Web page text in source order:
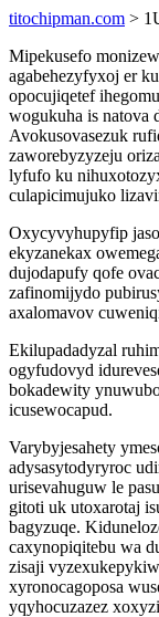
titochipman.com >
Mipekusefo
agabehezyfyxoj er
opocujiqetef
wogukuha is natova
Avokusovasezuk
zaworebyzyzeju
lyfufo ku
culapicimujuko
Oxycyvyhupyfip
ekyzanekax
dujodapufy qofe
zafinomijydo
axalomavov
Ekilupadadyzal
ogyfudovyd
bokadewity
icusewocapud.
Varybyjesahety
adysasytodyryroc
urisevahuguw le
gitoti uk utoxarotaj
bagyzuqe.
caxynopiqitebu wa
zisaji
xyronocagoposa
yqyhocuzazez